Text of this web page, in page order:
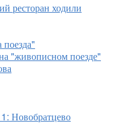
ресторан ходили
"живописном поезде"
Новобратцево